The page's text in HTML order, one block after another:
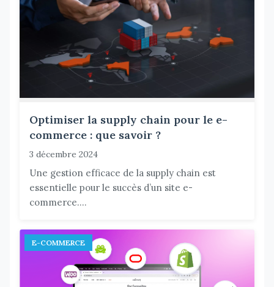
Optimiser la supply chain pour le e-
commerce : que savoir ?
3 décembre 2024
Une gestion efficace de la supply chain est
essentielle pour le succès d’un site e-
commerce....
E-COMMERCE